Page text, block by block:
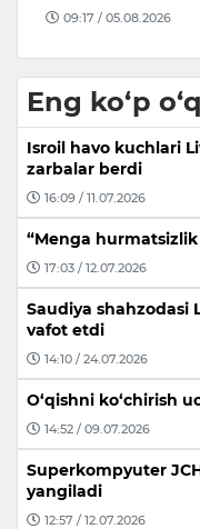
10:04 / 05.08.2026
Eng ko‘p
Isroil havo kuchlari
zarbalar berdi
16:09 / 11.07.2026
“Menga hurmatsizlik
17:03 / 12.07.2026
Saudiya shahzodasi
vafot etdi
14:10 / 24.07.2026
O‘qishni ko‘chirish
14:52 / 09.07.2026
Superkompyuter
yangiladi
12:57 / 12.07.2026